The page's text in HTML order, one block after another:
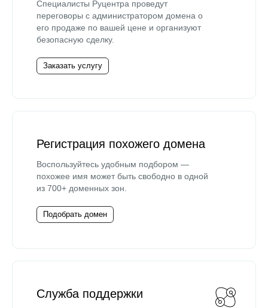
Специалисты Руцентра проведут
переговоры с администратором домена о
его продаже по вашей цене и организуют
безопасную сделку.
Заказать услугу
Регистрация похожего домена
Воспользуйтесь удобным подбором —
похожее имя может быть свободно в одной
из 700+ доменных зон.
Подобрать домен
Служба поддержки